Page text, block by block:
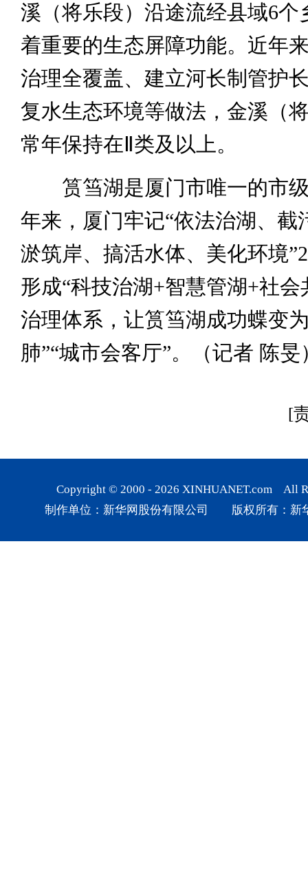
溪（将乐段）沿途流经县域6个
着重要的生态屏障功能。近年
治理全覆盖、建立河长制管护
复水生态环境等做法，金溪（
常年保持在Ⅱ类及以上。
筼筜湖是厦门市唯一的市级
年来，厦门牢记“依法治湖、截
淤筑岸、搞活水体、美化环境
形成“科技治湖+智慧管湖+社会
治理体系，让筼筜湖成功蝶变
肺”“城市会客厅”。（记者 陈旻
[
Copyright © 2000 - 2026 XINHUANET.com All
制作单位：新华网股份有限公司 版权所有：新